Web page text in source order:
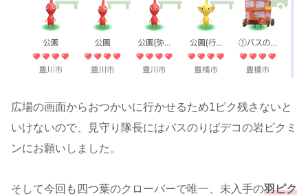
広場の画面からおつかいに行かせるため1ピク残さないと
いけないので、見守り隊長にはバスのりばデコの岩ピクミ
ンにお願いしました。
そして今回も四つ葉のクローバーで唯一、未入手の羽ピク